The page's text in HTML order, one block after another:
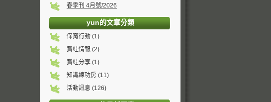
春季刊 4月號/2026
yun的文章分類
保育行動 (1)
賞蛙情報 (2)
賞蛙分享 (1)
知識練功房 (11)
活動訊息 (126)